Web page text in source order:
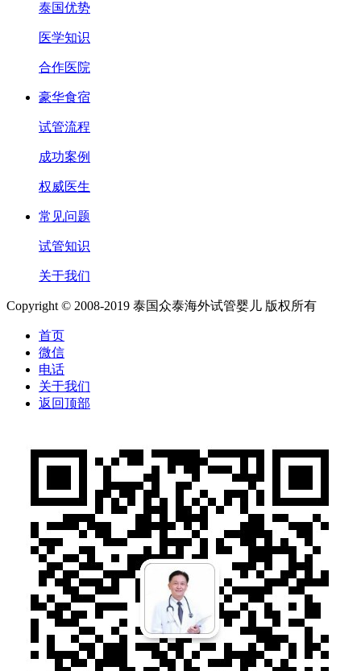
泰国优势
医学知识
合作医院
豪华食宿
试管流程
成功案例
权威医生
常见问题
试管知识
关于我们
Copyright © 2008-2019 泰国众泰海外试管婴儿 版权所有
首页
微信
电话
关于我们
返回顶部